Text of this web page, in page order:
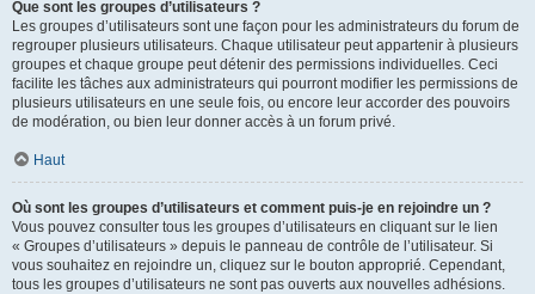
Que sont les groupes d’utilisateurs ?
Les groupes d’utilisateurs sont une façon pour les administrateurs du forum de
regrouper plusieurs utilisateurs. Chaque utilisateur peut appartenir à plusieurs
groupes et chaque groupe peut détenir des permissions individuelles. Ceci
facilite les tâches aux administrateurs qui pourront modifier les permissions de
plusieurs utilisateurs en une seule fois, ou encore leur accorder des pouvoirs
de modération, ou bien leur donner accès à un forum privé.
Haut
Où sont les groupes d’utilisateurs et comment puis-je en rejoindre un ?
Vous pouvez consulter tous les groupes d’utilisateurs en cliquant sur le lien
« Groupes d’utilisateurs » depuis le panneau de contrôle de l’utilisateur. Si
vous souhaitez en rejoindre un, cliquez sur le bouton approprié. Cependant,
tous les groupes d’utilisateurs ne sont pas ouverts aux nouvelles adhésions.